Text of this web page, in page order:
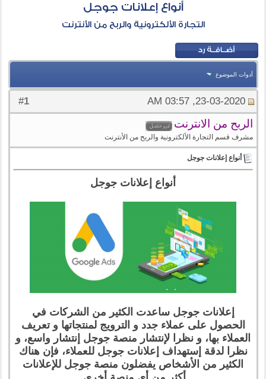
أنواع إعلانات جوجل
التجارة الألكترونية والربح من الأنترنت
أدوات الموضوع
#
1 23-03-2020, 03:57 AM
الربح من الانترنت
مشرف قسم التجارة الألكترونية والربح من الأنترنت
أنواع إعلانات جوجل
أنواع إعلانات جوجل
إعلانات جوجل ساعدت الكثير من الشركات في
الحصول على عملاء جدد و الترويج لمنتجاتها و تعريف
العملاء بها، و نظرا لإنتشار منصة جوجل إنتشار واسع، و
نظرا لدقة إستهداف إعلانات جوجل للعملاء، فإن هناك
الكثير من الأشخاص يفضلون منصة جوجل للإعلانات